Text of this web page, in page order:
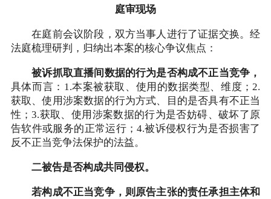
庭审现场
在庭前会议阶段，双方当事人进行了证据交换。经
法庭梳理研判，归纳出本案的核心争议焦点：
被诉抓取直播间数据的行为是否构成不正当竞争，
具体而言：1.本案被获取、使用的数据类型、维度；2.
获取、使用涉案数据的行为方式、目的是否具有不正当
性；3.获取、使用涉案数据的行为是否妨碍、破坏了原
告软件或服务的正常运行；4.被诉侵权行为是否损害了
反不正当竞争法保护的法益。
二被告是否构成共同侵权。
若构成不正当竞争，则原告主张的责任承担主体和